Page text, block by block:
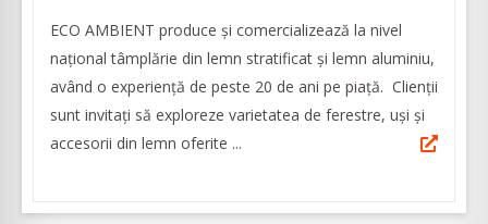
ECO AMBIENT produce şi comercializează la nivel
naţional tâmplărie din lemn stratificat şi lemn aluminiu,
având o experienţă de peste 20 de ani pe piaţă. Clienţii
sunt invitaţi să exploreze varietatea de ferestre, uşi şi
accesorii din lemn oferite ...